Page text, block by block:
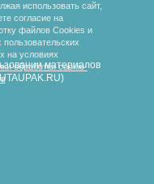
материалов
использовать сайт,
согласие на
файлов Cookies и
пользовательских
на условиях
обработки cookie-